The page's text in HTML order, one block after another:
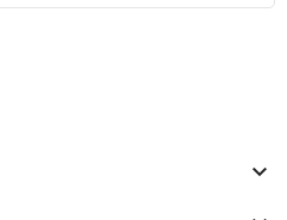
